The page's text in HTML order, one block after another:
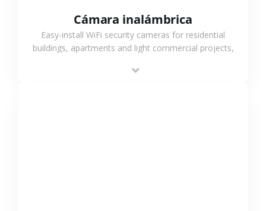
Cámara inalámbrica
Easy-install WiFi security cameras for residential
buildings, apartments and light commercial projects,
surveillance solutions.